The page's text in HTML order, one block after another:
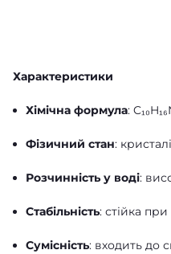
Характеристики
Хімічна формула:
Фізичний стан:
Розчинність у воді:
Стабільність: стійка при
Сумісність: входить до